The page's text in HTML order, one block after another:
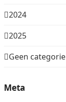
2024
2025
Geen categorie
Meta